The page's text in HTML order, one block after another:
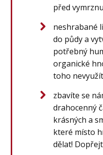
před
neshrabané
do půdy a
potřebný
organické
toho nevyužít
zbavíte se
drahocenný
krásných a
které místo
dělat!